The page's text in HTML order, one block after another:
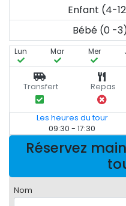
Enfant (4-
Bébé (0 -
Lun Mar Mer
Transfert Repas
Les heures du tour
09:30 - 17:30
Réservez
Nom